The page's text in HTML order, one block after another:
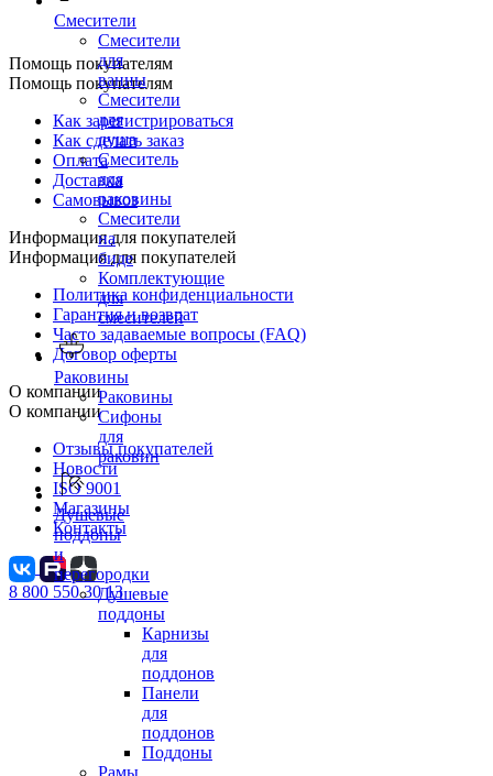
Смесители
Смесители
для
ванны
Смесители
для
душа
Смеситель
для
раковины
Смесители
на
биде
Комплектующие
для
смесителей
Раковины
Раковины
Сифоны
для
раковин
Душевые
поддоны
и
перегородки
Душевые
поддоны
Карнизы
для
поддонов
Панели
для
поддонов
Поддоны
Помощь покупателям
Помощь покупателям
Как зарегистрироваться
Как сделать заказ
Оплата
Доставка
Самовывоз
Информация для покупателей
Информация для покупателей
Политика конфиденциальности
Гарантия и возврат
Часто задаваемые вопросы (FAQ)
Договор оферты
О компании
О компании
Отзывы покупателей
Новости
ISO 9001
Магазины
Контакты
8 800 550 30 13